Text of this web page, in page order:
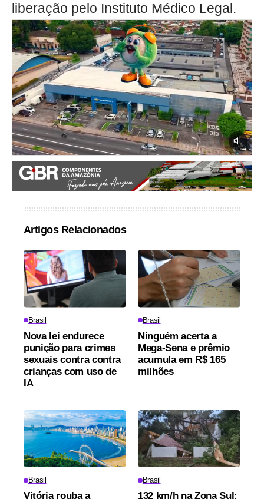
liberação pelo Instituto Médico Legal.
Artigos Relacionados
Brasil
Nova lei endurece
punição para crimes
sexuais contra contra
crianças com uso de
IA
Brasil
Ninguém acerta a
Mega-Sena e prêmio
acumula em R$ 165
milhões
Brasil
Vitória rouba a
Brasil
132 km/h na Zona Sul: